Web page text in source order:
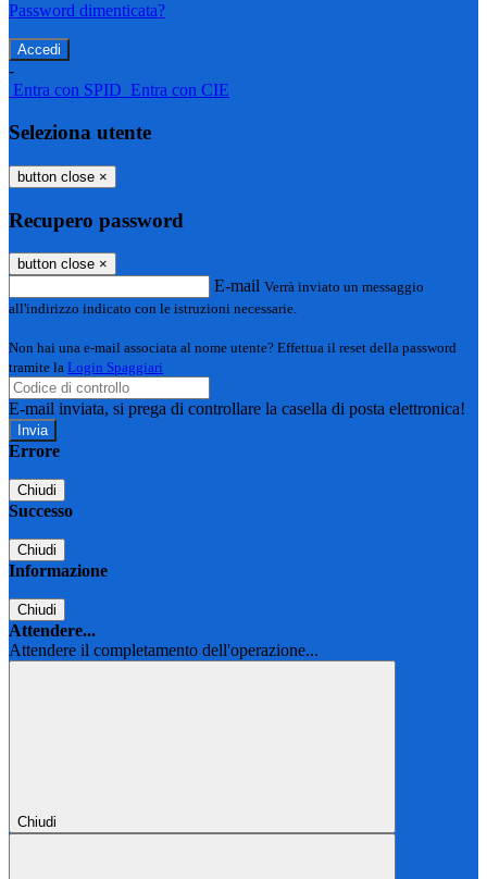
Password dimenticata?
-
Entra con SPID Entra con CIE
Seleziona utente
button close ×
Recupero password
button close ×
E-mail Verrà inviato un messaggio
all'indirizzo indicato con le istruzioni necessarie.
Non hai una e-mail associata al nome utente? Effettua il reset della password
tramite la Login Spaggiari
E-mail inviata, si prega di controllare la casella di posta elettronica!
Errore
Chiudi
Successo
Chiudi
Informazione
Chiudi
Attendere...
Attendere il completamento dell'operazione...
Chiudi